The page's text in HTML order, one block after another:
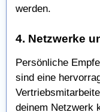
werden.
4. Netzwerke
Persönliche
sind eine
deinem Netzwerk